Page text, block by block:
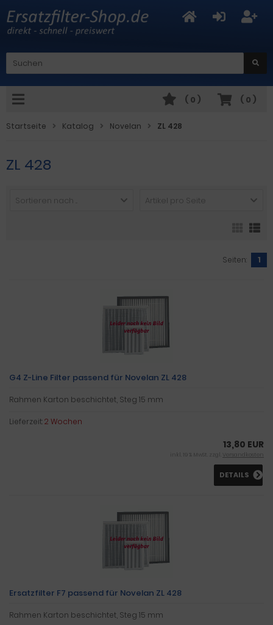
( 0 )
( 0 )
Startseite Katalog Novelan ZL 428
ZL 428
Sortieren nach ... Artikel pro Seite
Seiten: 1
G4 Z-Line Filter passend für Novelan ZL 428
Rahmen Karton beschichtet, Steg 15 mm
Lieferzeit:2 Wochen
13,80 EUR
inkl. 19 % MwSt. zzgl. Versandkosten
DETAILS
Ersatzfilter F7 passend für Novelan ZL 428
Rahmen Karton beschichtet, Steg 15 mm